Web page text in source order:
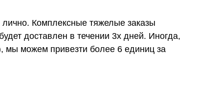
Комплексные тяжелые заказы
доставлен в течении 3х дней. Иногда,
мы можем привезти более 6 единиц за